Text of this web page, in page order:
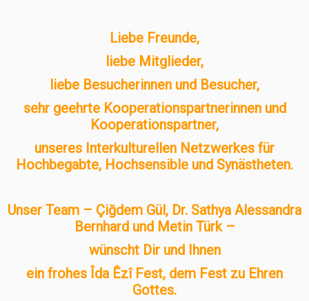
Liebe Freunde,
liebe Mitglieder,
liebe Besucherinnen und Besucher,
sehr geehrte Kooperationspartnerinnen und
Kooperationspartner,
unseres Interkulturellen Netzwerkes für
Hochbegabte, Hochsensible und Synästheten.
Unser Team – Çiğdem Gül, Dr. Sathya Alessandra
Bernhard und Metin Türk –
wünscht Dir und Ihnen
ein frohes Îda Êzî Fest, dem Fest zu Ehren
Gottes.